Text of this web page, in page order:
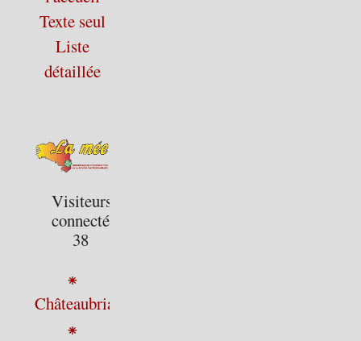
Texte seul
Liste
détaillée
Visiteurs
connectés :
38
⁕
Châteaubriant
⁕